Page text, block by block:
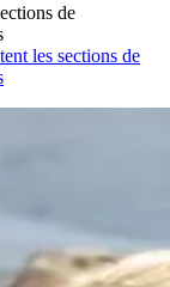
de
les sections de